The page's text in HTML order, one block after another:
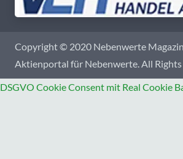
Copyright © 2020 Nebenwerte
Aktienportal für Nebenwerte. All Rights
DSGVO Cookie Consent mit Real Cookie